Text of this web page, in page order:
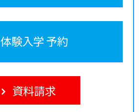
体験入学 予約
資料請求